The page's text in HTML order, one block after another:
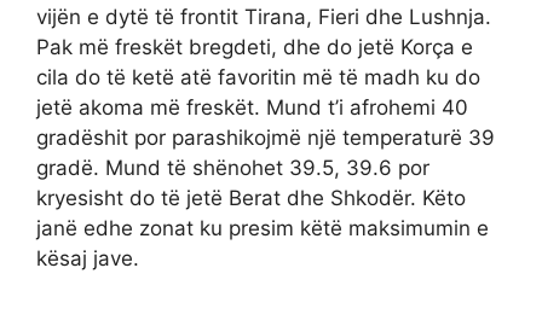
vijën e dytë të frontit Tirana, Fieri dhe Lushnja.
Pak më freskët bregdeti, dhe do jetë Korça e
cila do të ketë atë favoritin më të madh ku do
jetë akoma më freskët. Mund t’i afrohemi 40
gradëshit por parashikojmë një temperaturë 39
gradë. Mund të shënohet 39.5, 39.6 por
kryesisht do të jetë Berat dhe Shkodër. Këto
janë edhe zonat ku presim këtë maksimumin e
kësaj jave.